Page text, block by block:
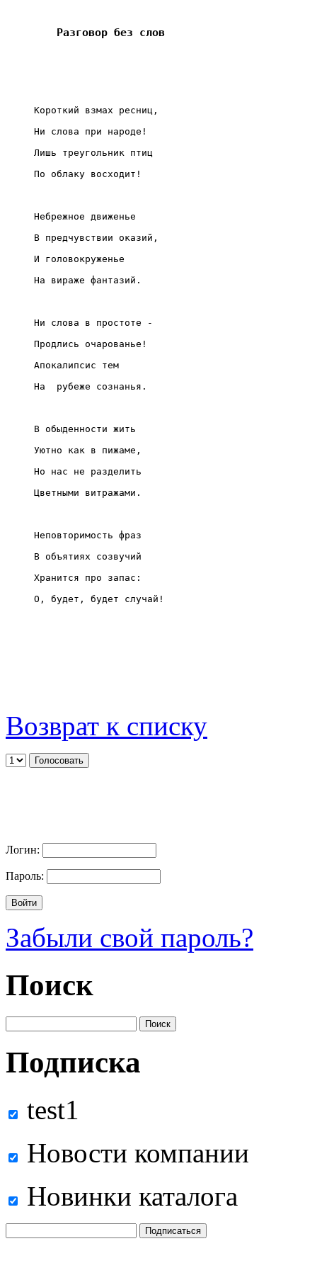
     Короткий взмах ресниц,
     Ни слова при народе!
     Лишь треугольник птиц
     По облаку восходит!
     Небрежное движенье
     В предчувствии оказий,
     И головокруженье
     На вираже фантазий.
     Ни слова в простоте -
     Продлись очарованье!
     Апокалипсис тем
     На  рубеже сознанья.
     В обыденности жить
     Уютно как в пижаме,
     Но нас не разделить
     Цветными витражами.
     Неповторимость фраз
     В объятиях созвучий
     Хранится про запас:
     О, будет, будет случай!
Возврат к списку
Логин:
Пароль:
Забыли свой пароль?
Поиск
Подписка
test1
Новости компании
Новинки каталога